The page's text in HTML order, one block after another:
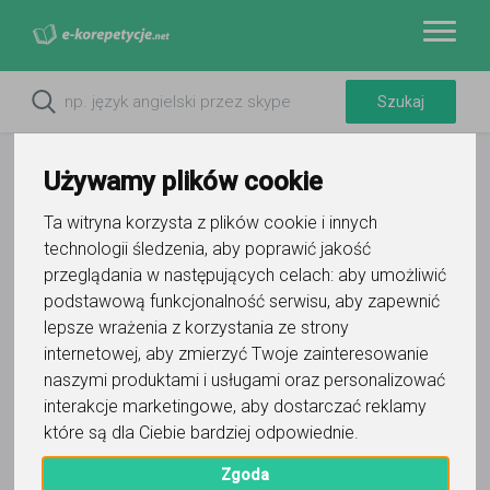
Używamy plików cookie
Ta witryna korzysta z plików cookie i innych
technologii śledzenia, aby poprawić jakość
przeglądania w następujących celach: aby umożliwić
podstawową funkcjonalność serwisu, aby zapewnić
lepsze wrażenia z korzystania ze strony
internetowej, aby zmierzyć Twoje zainteresowanie
naszymi produktami i usługami oraz personalizować
interakcje marketingowe, aby dostarczać reklamy
które są dla Ciebie bardziej odpowiednie.
Zgoda
Do ulubionych
Oznacz wystąpienie kontaktu
Magdalena Kozielska